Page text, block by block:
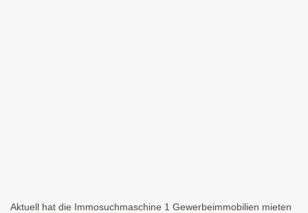
Aktuell hat die Immosuchmaschine 1 Gewerbeimmobilien mieten